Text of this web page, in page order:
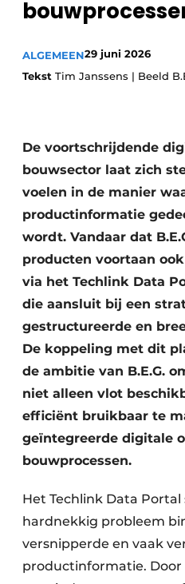
Vacature aanmelden
Video’s
Bedrijven
Beton & Staalbouw
BIM
Evenementen
Dak & Gevel
Houtbouw
HVAC
Interieurarchitectuur
Keukens
Renovatie
Software
Toegangscontrole
Veiligheid & Opleiding
Zonwering
ALGEMEEN29 juni 2026
Tekst Tim Janssens | Beeld
De voortschrijdende
bouwsector laat zich
voelen in de manier
productinformatie
wordt. Vandaar dat
producten voortaan
via het Techlink Data
die aansluit bij een
gestructureerde en
De koppeling met dit
de ambitie van B.E.G.
niet alleen vlot
efficiënt bruikbaar te
geïntegreerde digitale
bouwprocessen.
Het Techlink Data Portal
hardnekkig probleem
versnipperde en vaak
productinformatie.